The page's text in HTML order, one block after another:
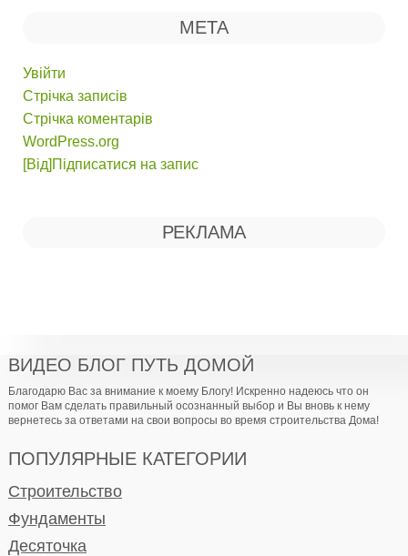
МЕТА
Увійти
Стрічка записів
Стрічка коментарів
WordPress.org
[Від]Підписатися на запис
РЕКЛАМА
ВИДЕО БЛОГ ПУТЬ ДОМОЙ
Благодарю Вас за внимание к моему Блогу! Искренно надеюсь что он
помог Вам сделать правильный осознанный выбор и Вы вновь к нему
вернетесь за ответами на свои вопросы во время строительства Дома!
ПОПУЛЯРНЫЕ КАТЕГОРИИ
Строительство
Фундаменты
Десяточка